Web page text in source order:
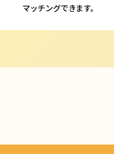
マッチングできます。